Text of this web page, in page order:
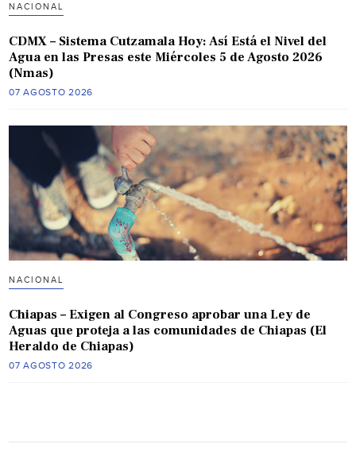
NACIONAL
CDMX – Sistema Cutzamala Hoy: Así Está el Nivel del
Agua en las Presas este Miércoles 5 de Agosto 2026
(Nmas)
07 AGOSTO 2026
NACIONAL
Chiapas – Exigen al Congreso aprobar una Ley de
Aguas que proteja a las comunidades de Chiapas (El
Heraldo de Chiapas)
07 AGOSTO 2026